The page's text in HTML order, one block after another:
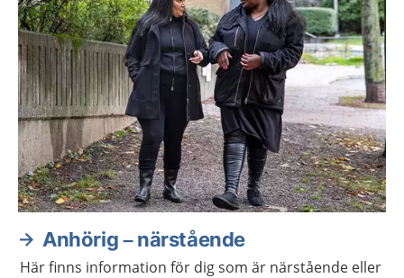
Anhörig – närstående
Här finns information för dig som är närstående eller